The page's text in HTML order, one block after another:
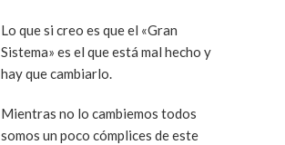
Lo que si creo es que el «Gran
Sistema» es el que está mal hecho y
hay que cambiarlo.
Mientras no lo cambiemos todos
somos un poco cómplices de este